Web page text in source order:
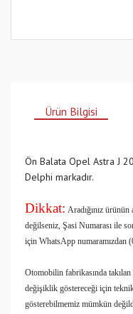
Ürün Bilgisi
Ön Balata Opel Astra J
Delphi markadır.
Dikkat: Aradığınız ürünün
değilseniz, Şasi Numarası ile
için WhatsApp numaramızdan
Otomobilin fabrikasında
değişiklik göstereceği için
gösterebilmemiz mümkün